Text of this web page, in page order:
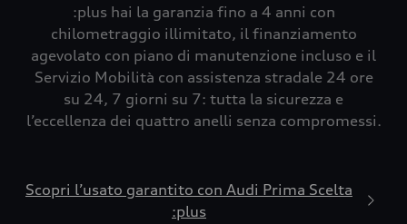
:plus hai la garanzia fino a 4 anni con
chilometraggio illimitato, il finanziamento
agevolato con piano di manutenzione incluso e il
Servizio Mobilità con assistenza stradale 24 ore
su 24, 7 giorni su 7: tutta la sicurezza e
l’eccellenza dei quattro anelli senza compromessi.
Scopri l’usato garantito con Audi Prima Scelta
:plus